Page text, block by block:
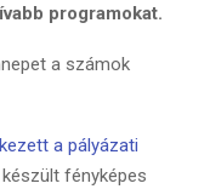
programokat.
a számok
a pályázati
fényképes